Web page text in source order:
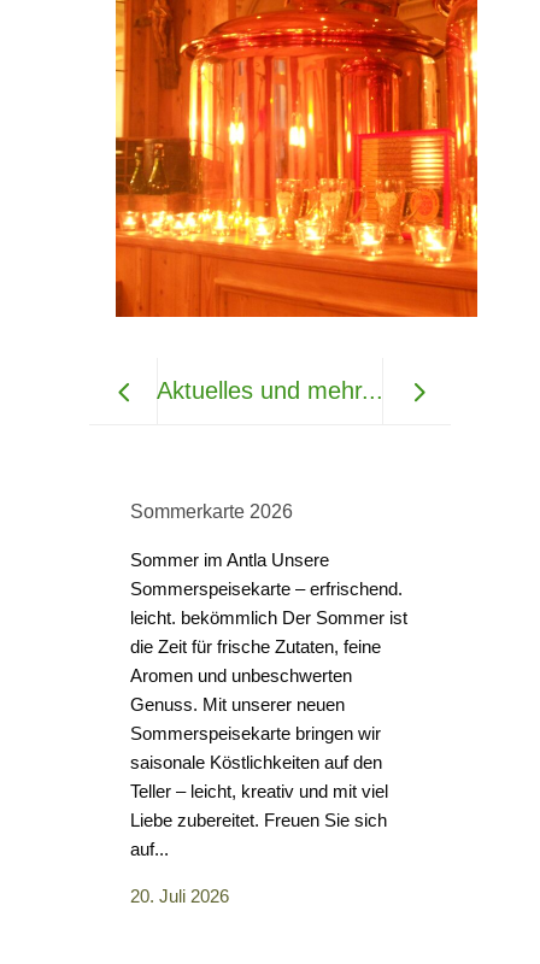
Aktuelles und mehr...
Sommerkarte 2026
Sommer im Antla Unsere
Sommerspeisekarte – erfrischend.
leicht. bekömmlich Der Sommer ist
die Zeit für frische Zutaten, feine
Aromen und unbeschwerten
Genuss. Mit unserer neuen
Sommerspeisekarte bringen wir
saisonale Köstlichkeiten auf den
Teller – leicht, kreativ und mit viel
Liebe zubereitet. Freuen Sie sich
auf...
20. Juli 2026